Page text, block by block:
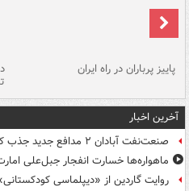
پاییز پرباران در راه ایران
آخرین اخبار
صنعت‌نفت آبادان ۲ مدافع جدید جذب کرد
ماهواره‌ها خسارت انفجار جبل‌علی امارت
روایت گاردین از «دیپلماسی